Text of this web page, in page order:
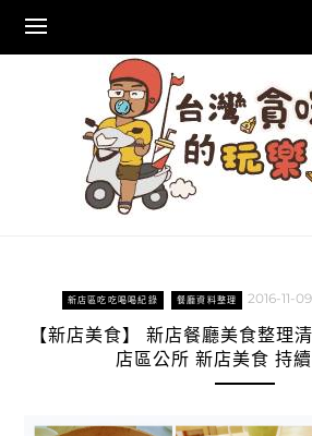
content
新店區吃吃喝喝紀錄 餐廳資料整理 2016-11-09
【新店美食】 新店餐廳美食整理
店區公所 新店美食 持